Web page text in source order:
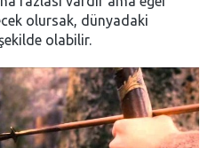
olursak, dünyadaki
şekilde olabilir.